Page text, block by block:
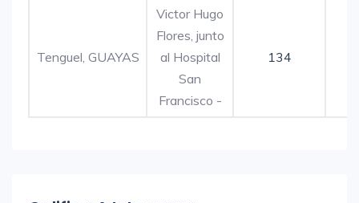
Tenguel, GUAYAS
Victor Hugo
Flores, junto
al Hospital
San
Francisco -
134